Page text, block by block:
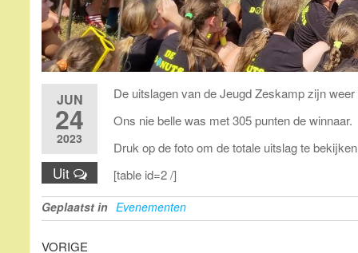
JUN
24
2023
Uit
De uitslagen van de Jeugd Zeskamp zijn
Ons nie belle was met 305 punten de winnaar.
Druk op de foto om de totale uitslag te
[table id=2 /]
Geplaatst in Evenementen
Vorig
VORIGE